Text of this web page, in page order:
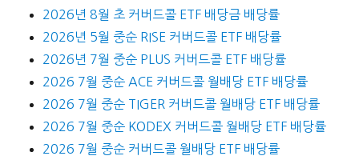
2026년 8월 초 커버드콜 ETF 배당금 배당률
2026년 5월 중순 RISE 커버드콜 ETF 배당률
2026년 7월 중순 PLUS 커버드콜 ETF 배당률
2026 7월 중순 ACE 커버드콜 월배당 ETF 배당률
2026 7월 중순 TIGER 커버드콜 월배당 ETF 배당률
2026 7월 중순 KODEX 커버드콜 월배당 ETF 배당률
2026 7월 중순 커버드콜 월배당 ETF 배당률